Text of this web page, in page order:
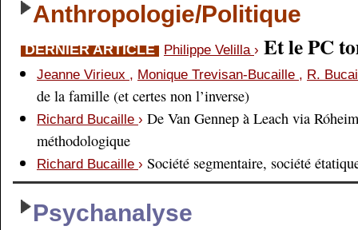
Anthropologie/Politique
DERNIER ARTICLE Philippe Velilla › Et le PC
Jeanne Virieux , Monique Trevisan-Bucaille , R.
de la famille (et certes non l’inverse)
Richard Bucaille › De Van Gennep à Leach via
méthodologique
Richard Bucaille › Société segmentaire, société
Psychanalyse